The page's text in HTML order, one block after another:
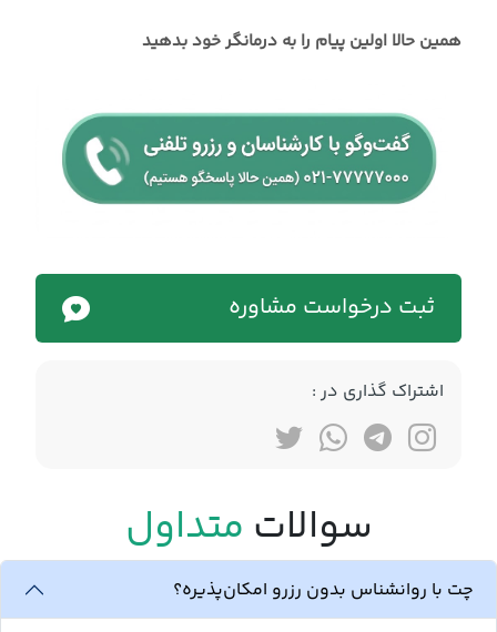
همین حالا اولین پیام را به درمانگر خود بدهید
ثبت درخواست مشاوره
اشتراک گذاری در :
سوالات متداول
چت با روانشناس بدون رزرو امکان‌پذیره؟